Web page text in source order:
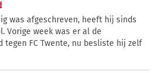
was afgeschreven, heeft hij sinds
Vorige week was er al de
FC Twente, nu besliste hij zelf